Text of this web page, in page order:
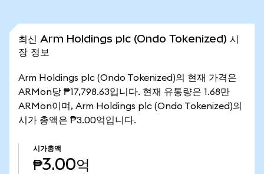
최신 Arm Holdings plc (Ondo Tokenized) 시
장 정보
Arm Holdings plc (Ondo Tokenized)의 현재 가격은
ARMon당 ₱17,798.63입니다. 현재 유통량은 1.68만
ARMon이며, Arm Holdings plc (Ondo Tokenized)의
시가 총액은 ₱3.00억입니다.
시가총액
₱3.00억